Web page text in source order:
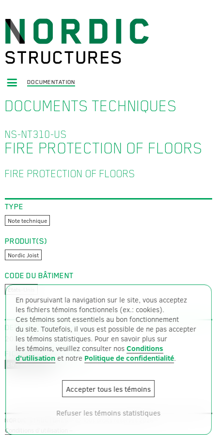
DOCUMENTATION
DOCUMENTS TECHNIQUES
NS-NT310-US
FIRE PROTECTION OF FLOORS
FIRE PROTECTION OF FLOORS
TYPE
Note technique
PRODUIT(S)
Nordic Joist
CODE DU BÂTIMENT
États-Unis
DERNIÈRE MISE À JOUR
2020-06-22
FICHIERS DISPONIBLES
EN – ANGLAIS PDF – 242 ko
NORDIC STRUCTURES
– © Tous droits réservés 2026 –
Conditions d'utilisation
En poursuivant la navigation sur le site, vous acceptez
les fichiers témoins fonctionnels (ex.: cookies).
Ces témoins sont essentiels au bon fonctionnement
du site. Toutefois, il vous est possible de ne pas accepter
les témoins statistiques. Pour en savoir plus sur
les témoins, veuillez consulter nosConditions
d'utilisation et notre Politique de confidentialité.
Accepter tous les témoins
Refuser les témoins statistiques